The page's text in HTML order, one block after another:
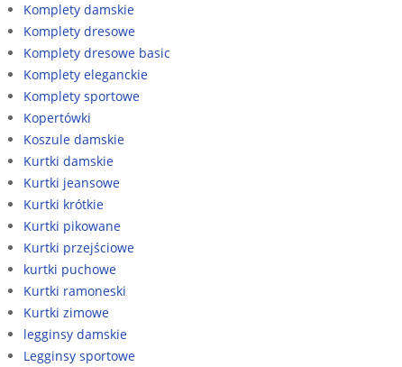
Komplety damskie
Komplety dresowe
Komplety dresowe basic
Komplety eleganckie
Komplety sportowe
Kopertówki
Koszule damskie
Kurtki damskie
Kurtki jeansowe
Kurtki krótkie
Kurtki pikowane
Kurtki przejściowe
kurtki puchowe
Kurtki ramoneski
Kurtki zimowe
legginsy damskie
Legginsy sportowe